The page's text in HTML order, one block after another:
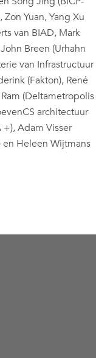
Yuan, Yang Xu
van BIAD, Mark
Breen (Urhahn
van Infrastructuur
(Fakton), René
(Deltametropolis
architectuur
Adam Visser
en Heleen Wijtmans